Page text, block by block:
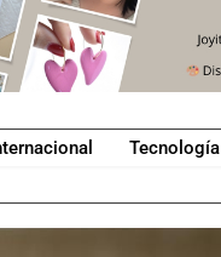
Tecnología